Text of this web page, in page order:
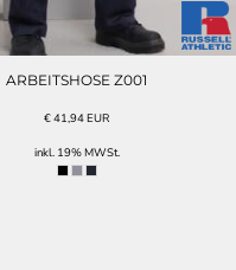
ARBEITSHOSE Z001
€41,94EUR
inkl. 19% MWSt.